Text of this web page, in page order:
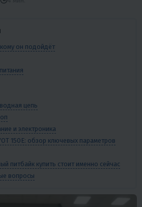
он подойдёт
цепь
и электроника
150E: обзор ключевых параметров
питбайк купить стоит именно сейчас
вопросы